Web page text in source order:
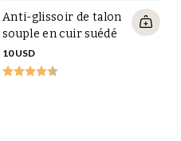
Anti-glissoir de talon
souple en cuir suédé
10 USD